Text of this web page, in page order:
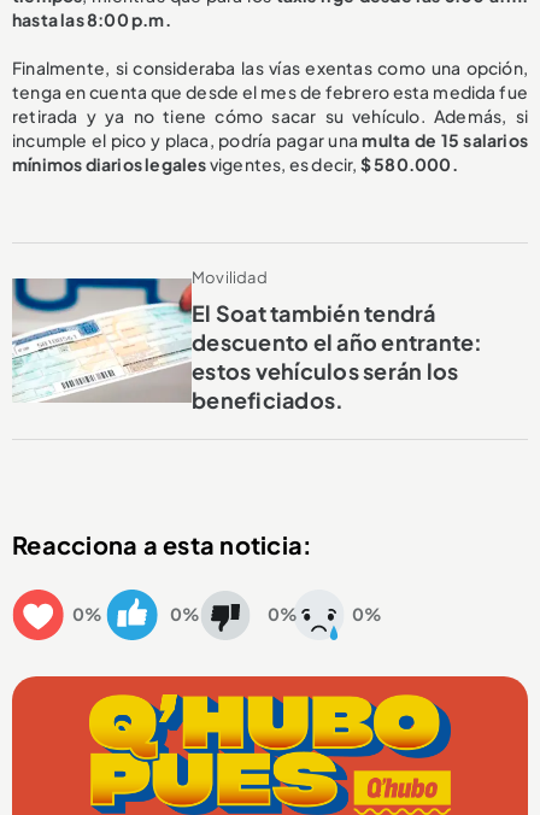
hasta las 8:00 p.m.
Finalmente, si consideraba las vías exentas como una opción,
tenga en cuenta que desde el mes de febrero esta medida fue
retirada y ya no tiene cómo sacar su vehículo. Además, si
incumple el pico y placa, podría pagar unamulta de 15 salarios
mínimos diarios legalesvigentes, es decir, $ 580.000.
Movilidad
El Soat también tendrá
descuento el año entrante:
estos vehículos serán los
beneficiados.
Reacciona a esta noticia:
0% 0% 0% 0%